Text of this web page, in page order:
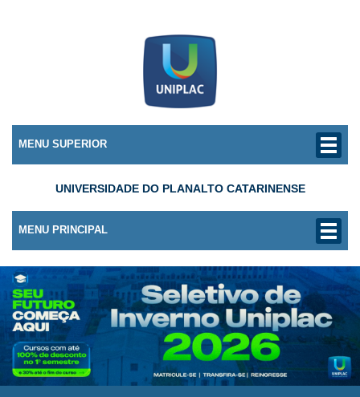
MENU SUPERIOR
UNIVERSIDADE DO PLANALTO CATARINENSE
MENU PRINCIPAL